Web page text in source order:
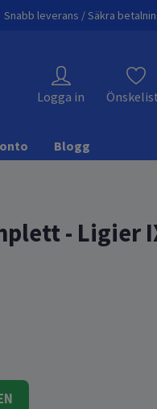
Snabb leverans / Säkra
Logga in
Blogg
- Ligier